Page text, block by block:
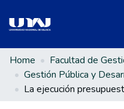
Communities & Collections
All of DSpace
Statistics
Home